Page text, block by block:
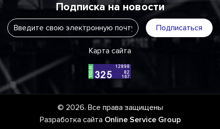
Подписка на новости
Подписаться
Карта сайта
© 2026. Все права защищены
Разработка сайта Online Service Group